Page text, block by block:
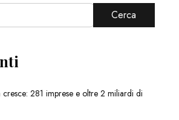
Cerca
281 imprese e oltre 2 miliardi di